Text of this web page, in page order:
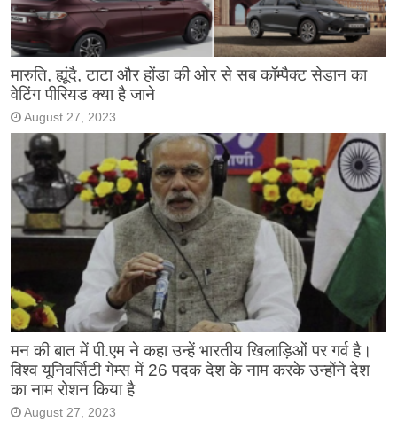
मारुति, ह्यूंदै, टाटा और होंडा की ओर से सब कॉम्पैक्ट सेडान का
वेटिंग पीरियड क्या है जाने
August 27, 2023
मन की बात में पी.एम ने कहा उन्हें भारतीय खिलाड़िओं पर गर्व है।
विश्व यूनिवर्सिटी गेम्स में 26 पदक देश के नाम करके उन्होंने देश
का नाम रोशन किया है
August 27, 2023